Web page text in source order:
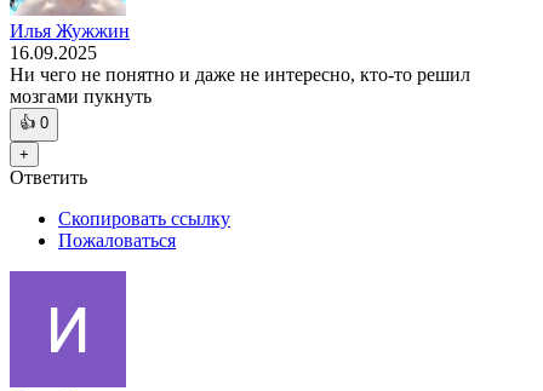
Илья Жужжин
16.09.2025
Ни чего не понятно и даже не интересно, кто-то решил
мозгами пукнуть
👍 0
+
Ответить
Скопировать ссылку
Пожаловаться